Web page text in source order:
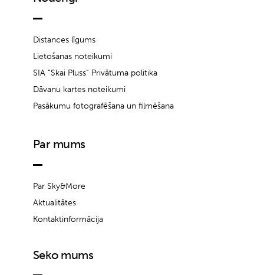
Distances līgums
Lietošanas noteikumi
SIA “Skai Pluss” Privātuma politika
Dāvanu kartes noteikumi
Pasākumu fotografēšana un filmēšana
Par mums
Par Sky&More
Aktualitātes
Kontaktinformācija
Seko mums